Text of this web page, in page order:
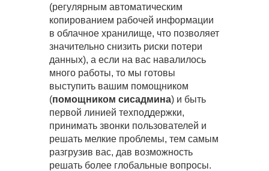
(регулярным автоматическим
копированием рабочей информации
в облачное хранилище, что позволяет
значительно снизить риски потери
данных), а если на вас навалилось
много работы, то мы готовы
выступить вашим помощником
(помощником сисадмина) и быть
первой линией техподдержки,
принимать звонки пользователей и
решать мелкие проблемы, тем самым
разгрузив вас, дав возможность
решать более глобальные вопросы.